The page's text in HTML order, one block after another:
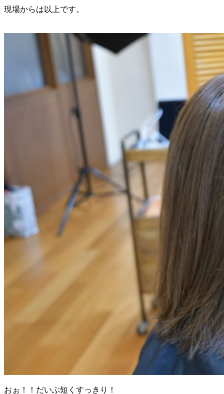
現場からは以上です。
おぉ！！だいぶ短くすっきり！